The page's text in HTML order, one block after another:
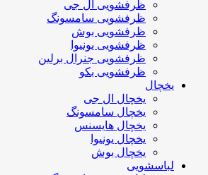
ظرفشویی ال جی
ظرفشویی سامسونگ
ظرفشویی بوش
ظرفشویی یونیوا
ظرفشویی جنرال برلین
ظرفشویی بکو
یخچال
یخچال ال جی
یخچال سامسونگ
یخچال هایسنس
یخچال یونیوا
یخچال بوش
لباسشویی